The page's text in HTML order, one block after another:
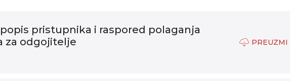
popis pristupnika i raspored polaganja
za odgojitelje
PREUZMI